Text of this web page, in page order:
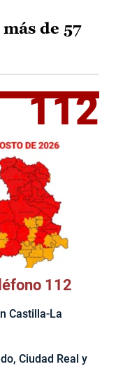
de 57
112
112
Castilla-La
Ciudad Real y